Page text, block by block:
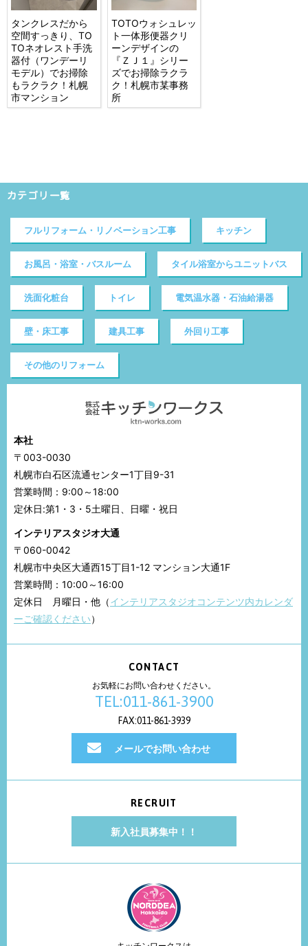
タンクレスだから
空間すっきり、TO
TOネオレスト手洗
器付（ワンデーリ
モデル）でお掃除
もラクラク！札幌
市マンション
TOTOウォシュレッ
ト一体形便器クリ
ーンデザインの
『ＺＪ１』シリー
ズでお掃除ラクラ
ク！札幌市某事務
所
カテゴリ一覧
フルリフォーム・リノベーション工事 キッチン
お風呂・浴室・バスルーム タイル浴室からユニットバス
洗面化粧台 トイレ 電気温水器・石油給湯器
壁・床工事 建具工事 外回り工事
その他のリフォーム
本社
〒003-0030
札幌市白石区流通センター1丁目9-31
営業時間：9:00～18:00
定休日:第1・3・5土曜日、日曜・祝日
インテリアスタジオ大通
〒060-0042
札幌市中央区大通西15丁目1-12 マンション大通1F
営業時間：10:00～16:00
定休日 月曜日・他（インテリアスタジオコンテンツ内カレンダ
ーご確認ください）
CONTACT
お気軽にお問い合わせください。
TEL:011-861-3900
FAX:011-861-3939
メールでお問い合わせ
RECRUIT
新入社員募集中！！